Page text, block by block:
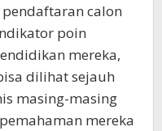
calon
poin
mereka,
dilihat sejauh
masing-masing
mereka